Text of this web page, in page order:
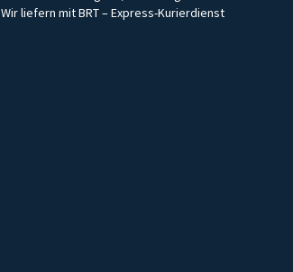
Wir liefern mit BRT – Express-Kurierdienst